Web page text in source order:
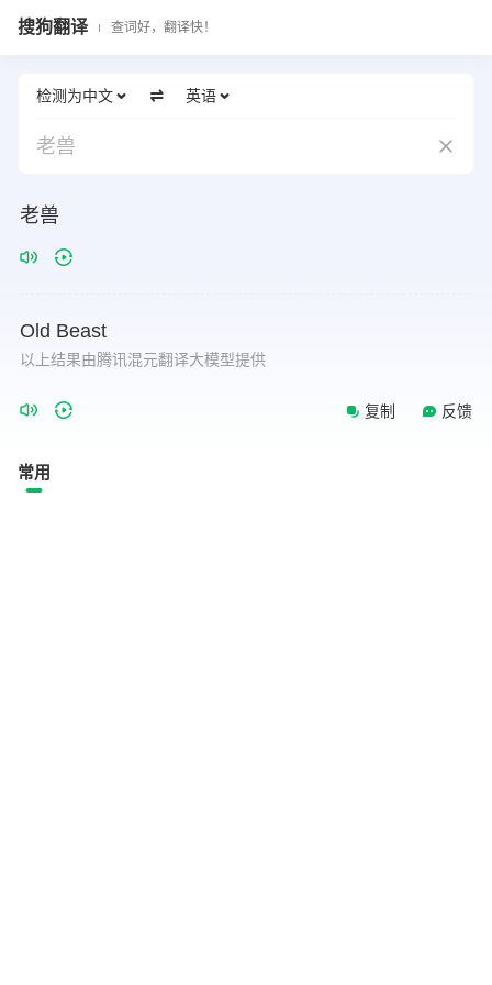
搜狗翻译 查词好，翻译快！
检测为中文 英语
老兽
老兽
Old Beast
以上结果由腾讯混元翻译大模型提供
复制 反馈
常用